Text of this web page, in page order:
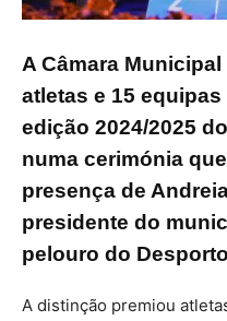
A Câmara
atletas e 15
edição 2024/2025
numa cerimónia
presença de
presidente do
pelouro do
A distinção premiou